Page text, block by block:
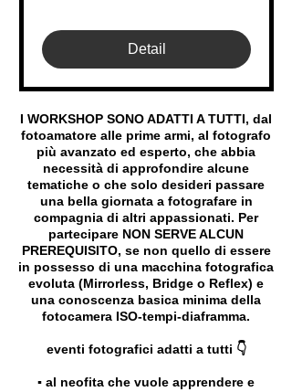
Detail
I WORKSHOP SONO ADATTI A TUTTI, dal
fotoamatore alle prime armi, al fotografo
più avanzato ed esperto, che abbia
necessità di approfondire alcune
tematiche o che solo desideri passare
una bella giornata a fotografare in
compagnia di altri appassionati. Per
partecipare NON SERVE ALCUN
PREREQUISITO, se non quello di essere
in possesso di una macchina fotografica
evoluta (Mirrorless, Bridge o Reflex) e
una conoscenza basica minima della
fotocamera ISO-tempi-diaframma.
eventi fotografici adatti a tutti 👇
▪️ al neofita che vuole apprendere e